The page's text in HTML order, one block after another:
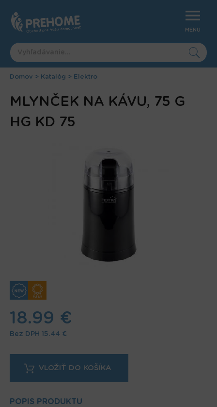
navigation
MENU
sa
tu
Domov > Katalóg > Elektro
to
MLYNČEK NA KÁVU, 75 G
HG KD 75
18.99 €
Bez DPH 15.44 €
POPIS PRODUKTU